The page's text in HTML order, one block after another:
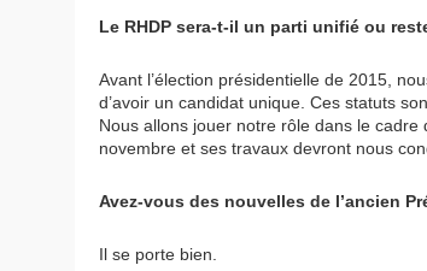
Le RHDP sera-t-il un parti unifié ou
Avant l’élection présidentielle de 2015,
d’avoir un candidat unique. Ces statuts
Nous allons jouer notre rôle dans le
novembre et ses travaux devront nous
Avez-vous des nouvelles de l’ancien
Il se porte bien.